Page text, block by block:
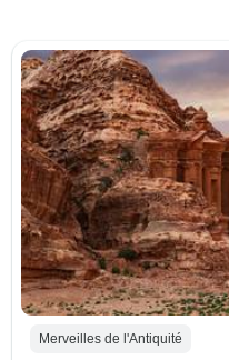
Merveilles de l'Antiquité